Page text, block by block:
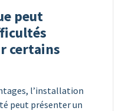
peut
certains
l’installation
peut présenter un